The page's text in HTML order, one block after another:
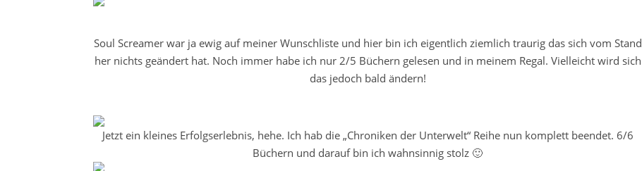
Soul Screamer war ja ewig auf meiner Wunschliste und hier bin ich eigentlich ziemlich traurig das sich vom Stand
her nichts geändert hat. Noch immer habe ich nur 2/5 Büchern gelesen und in meinem Regal. Vielleicht wird sich
das jedoch bald ändern!
Jetzt ein kleines Erfolgserlebnis, hehe. Ich hab die „Chroniken der Unterwelt“ Reihe nun komplett beendet. 6/6
Büchern und darauf bin ich wahnsinnig stolz 🙂